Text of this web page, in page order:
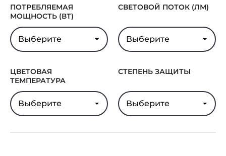
Гарантия
5 лет
ПОТРЕБЛЯЕМАЯ
МОЩНОСТЬ (ВТ)
Выберите
СВЕТОВОЙ ПОТОК (ЛМ)
Выберите
ЦВЕТОВАЯ
ТЕМПЕРАТУРА
Выберите
СТЕПЕНЬ ЗАЩИТЫ
Выберите